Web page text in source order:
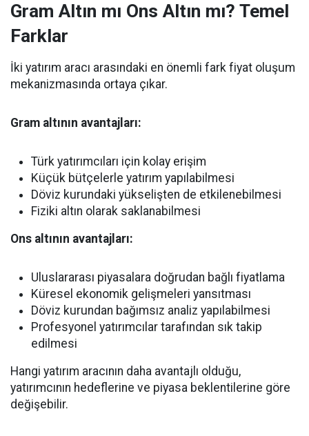
Gram Altın mı Ons Altın mı? Temel
Farklar
İki yatırım aracı arasındaki en önemli fark fiyat oluşum
mekanizmasında ortaya çıkar.
Gram altının avantajları:
Türk yatırımcıları için kolay erişim
Küçük bütçelerle yatırım yapılabilmesi
Döviz kurundaki yükselişten de etkilenebilmesi
Fiziki altın olarak saklanabilmesi
Ons altının avantajları:
Uluslararası piyasalara doğrudan bağlı fiyatlama
Küresel ekonomik gelişmeleri yansıtması
Döviz kurundan bağımsız analiz yapılabilmesi
Profesyonel yatırımcılar tarafından sık takip
edilmesi
Hangi yatırım aracının daha avantajlı olduğu,
yatırımcının hedeflerine ve piyasa beklentilerine göre
değişebilir.